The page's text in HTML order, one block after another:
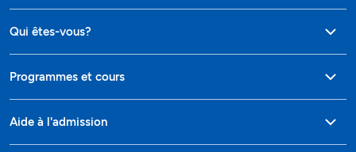
Qui êtes-vous?
Programmes et cours
Aide à l'admission